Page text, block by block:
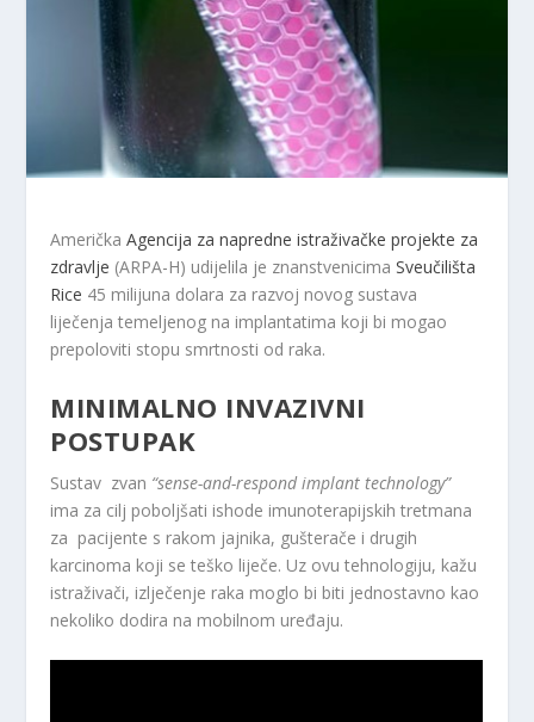
AmeričkaAgencija za napredne istraživačke projekte za
zdravlje (ARPA-H) udijelila je znanstvenicimaSveučilišta
Rice 45 milijuna dolara za razvoj novog sustava
liječenja temeljenog na implantatima koji bi mogao
prepoloviti stopu smrtnosti od raka.
MINIMALNO INVAZIVNI
POSTUPAK
Sustav zvan “sense-and-respond implant technology”
ima za cilj poboljšati ishode imunoterapijskih tretmana
za pacijente s rakom jajnika, gušterače i drugih
karcinoma koji se teško liječe. Uz ovu tehnologiju, kažu
istraživači, izlječenje raka moglo bi biti jednostavno kao
nekoliko dodira na mobilnom uređaju.